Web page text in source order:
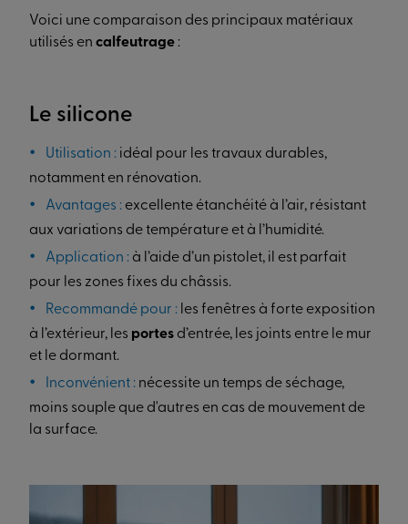
Voici une comparaison des principaux matériaux
utilisés en calfeutrage :
Le silicone
Utilisation : idéal pour les travaux durables,
notamment en rénovation.
Avantages : excellente étanchéité à l’air, résistant
aux variations de température et à l’humidité.
Application : à l’aide d’un pistolet, il est parfait
pour les zones fixes du châssis.
Recommandé pour : les fenêtres à forte exposition
à l’extérieur, les portes d’entrée, les joints entre le mur
et le dormant.
Inconvénient : nécessite un temps de séchage,
moins souple que d'autres en cas de mouvement de
la surface.